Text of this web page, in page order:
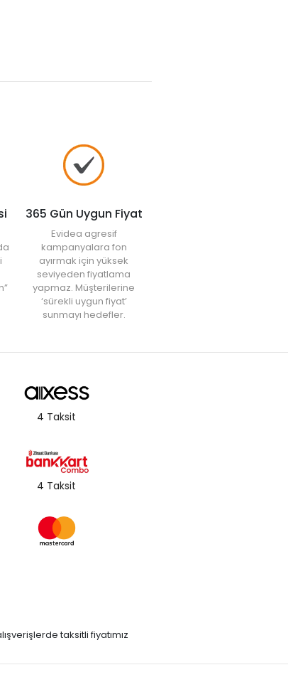
365 Gün Uygun Fiyat
Evidea agresif
kampanyalara fon
ayırmak için yüksek
seviyeden fiyatlama
yapmaz. Müşterilerine
‘sürekli uygun fiyat’
sunmayı hedefler.
4 Taksit
4 Taksit
taksitli fiyatımız